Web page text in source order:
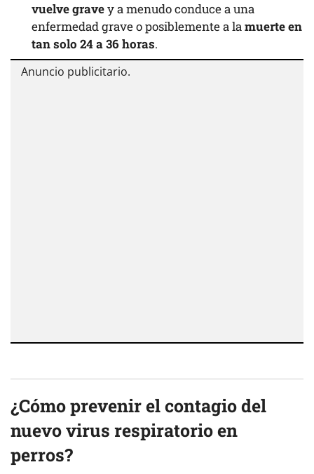
vuelve gravey a menudo conduce a una
enfermedad grave o posiblemente a la muerte en
tan solo 24 a 36 horas.
¿Cómo prevenir el contagio del
nuevo virus respiratorio en
perros?